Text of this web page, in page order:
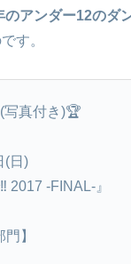
のアンダー12のダ
す。
写真付き)🏆
(日)
2017 -FINAL-』
】